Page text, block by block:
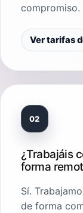
compromiso.
Ver tarifas
02
¿Trabajáis
forma
Sí.
de forma